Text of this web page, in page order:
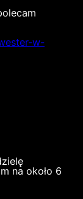
w-
na około 6